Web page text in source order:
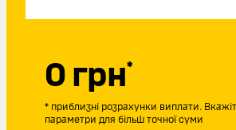
Майор
25-50 років
0 грн*
* приблизні розрахунки виплати.
параметри для більш точної суми